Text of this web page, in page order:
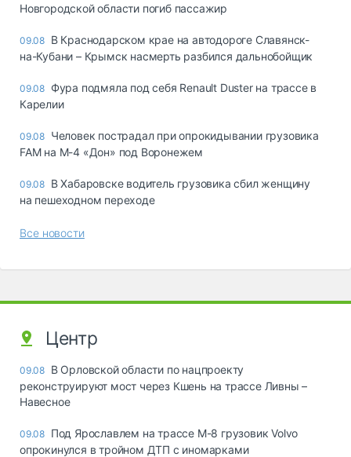
Новгородской области погиб пассажир
09.08 В Краснодарском крае на автодороге Славянск-
на-Кубани – Крымск насмерть разбился дальнобойщик
09.08 Фура подмяла под себя Renault Duster на трассе в
Карелии
09.08 Человек пострадал при опрокидывании грузовика
FAM на М-4 «Дон» под Воронежем
09.08 В Хабаровске водитель грузовика сбил женщину
на пешеходном переходе
Все новости
Центр
09.08 В Орловской области по нацпроекту
реконструируют мост через Кшень на трассе Ливны –
Навесное
09.08 Под Ярославлем на трассе М-8 грузовик Volvo
опрокинулся в тройном ДТП с иномарками